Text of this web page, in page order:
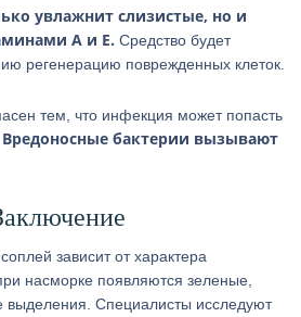
увлажнит слизистые, но и
A и E. Средство будет
регенерацию поврежденных клеток.
тем, что инфекция может попасть
Вредоносные бактерии вызывают
зависит от характера
насморке появляются зеленые,
выделения. Специалисты исследуют